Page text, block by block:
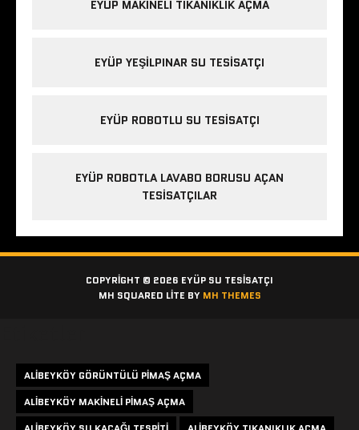
EYÜP MAKINELI TIKANIKLIK AÇMA
EYÜP YEŞILPINAR SU TESISATÇI
EYÜP ROBOTLU SU TESISATÇI
EYÜP ROBOTLA LAVABO BORUSU AÇAN
TESISATÇILAR
COPYRIGHT © 2026 EYÜP SU TESISATÇI
MH SQUARED LITE BY MH THEMES
ALIBEYKÖY GÖRÜNTÜLÜ PIMAŞ AÇMA
ALIBEYKÖY MAKINELI PIMAŞ AÇMA